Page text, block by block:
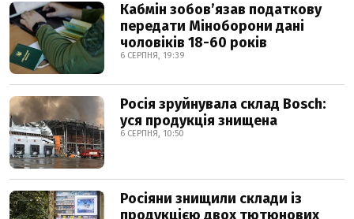
Кабмін зобовʼязав податкову
передати Міноборони дані
чоловіків 18-60 років
6 СЕРПНЯ, 19:39
Росія зруйнувала склад Bosch:
уся продукція знищена
6 СЕРПНЯ, 10:50
Росіяни знищили склади із
продукцією двох тютюнових